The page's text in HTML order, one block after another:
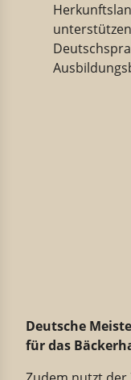
Deutsche
für das